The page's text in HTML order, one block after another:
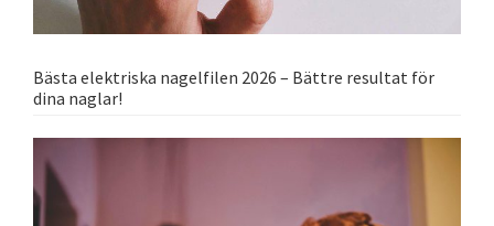
Bästa elektriska nagelfilen 2026 – Bättre resultat för
dina naglar!